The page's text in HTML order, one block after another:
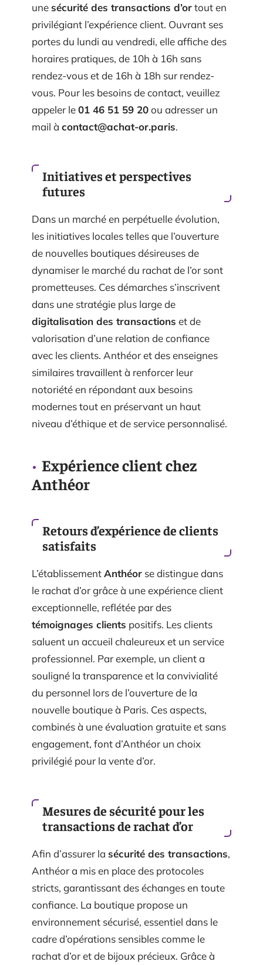
unesécurité des transactions d’ortout en
privilégiant l’expérience client. Ouvrant ses
portes du lundi au vendredi, elle affiche des
horaires pratiques, de 10h à 16h sans
rendez-vous et de 16h à 18h sur rendez-
vous. Pour les besoins de contact, veuillez
appeler le01 46 51 59 20ou adresser un
mail à contact@achat-or.paris.
Initiatives et perspectives
futures
Dans un marché en perpétuelle évolution,
les initiatives locales telles que l’ouverture
de nouvelles boutiques désireuses de
dynamiser le marché du rachat de l’or sont
prometteuses. Ces démarches s’inscrivent
dans une stratégie plus large de
digitalisation des transactions et de
valorisation d’une relation de confiance
avec les clients. Anthéor et des enseignes
similaires travaillent à renforcer leur
notoriété en répondant aux besoins
modernes tout en préservant un haut
niveau d’éthique et de service personnalisé.
Expérience client chez
Anthéor
Retours d’expérience de clients
satisfaits
L’établissementAnthéor se distingue dans
le rachat d’or grâce à une expérience client
exceptionnelle, reflétée par des
témoignages clients positifs. Les clients
saluent un accueil chaleureux et un service
professionnel. Par exemple, un client a
souligné la transparence et la convivialité
du personnel lors de l’ouverture de la
nouvelle boutique à Paris. Ces aspects,
combinés à une évaluation gratuite et sans
engagement, font d’Anthéor un choix
privilégié pour la vente d’or.
Mesures de sécurité pour les
transactions de rachat d’or
Afin d’assurer la sécurité des transactions,
Anthéor a mis en place des protocoles
stricts, garantissant des échanges en toute
confiance. La boutique propose un
environnement sécurisé, essentiel dans le
cadre d’opérations sensibles comme le
rachat d’or et de bijoux précieux. Grâce à